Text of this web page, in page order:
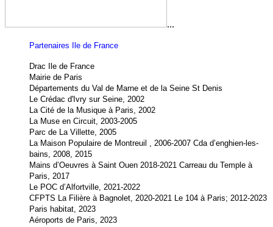
...
Partenaires Ile de France
Drac Ile de France
Mairie de Paris
Départements du Val de Marne et de la Seine St Denis
Le Crédac d'Ivry sur Seine, 2002
La Cité de la Musique à Paris, 2002
La Muse en Circuit, 2003-2005
Parc de La Villette, 2005
La Maison Populaire de Montreuil , 2006-2007 Cda d’enghien-les-
bains, 2008, 2015
Mains d’Oeuvres à Saint Ouen 2018-2021 Carreau du Temple à
Paris, 2017
Le POC d’Alfortville, 2021-2022
CFPTS La Filière à Bagnolet, 2020-2021 Le 104 à Paris; 2012-2023
Paris habitat, 2023
Aéroports de Paris, 2023